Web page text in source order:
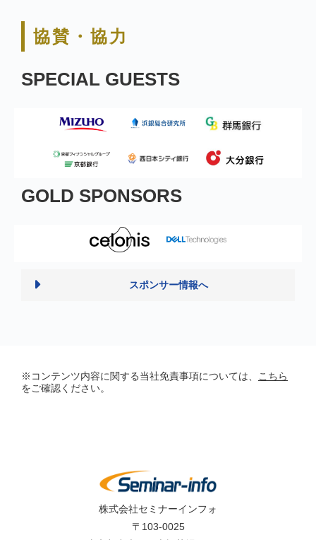
協賛・協力
SPECIAL GUESTS
GOLD SPONSORS
スポンサー情報へ
※コンテンツ内容に関する当社免責事項については、 こちら
をご確認ください。
株式会社セミナーインフォ
〒103-0025